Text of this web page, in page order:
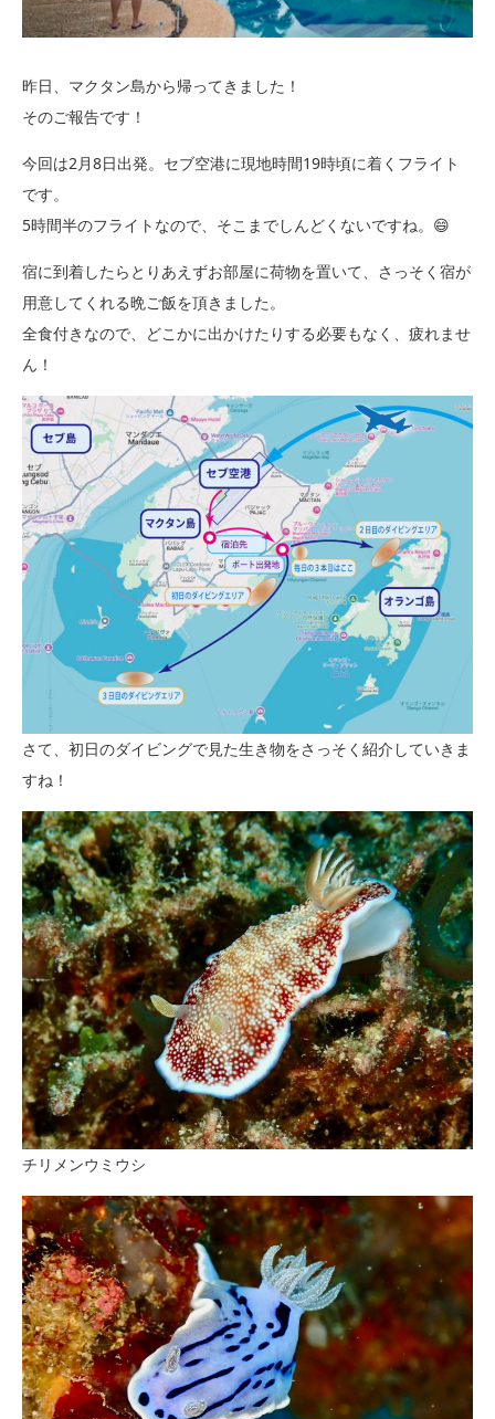
昨日、マクタン島から帰ってきました！
そのご報告です！
今回は2月8日出発。セブ空港に現地時間19時頃に着くフライト
です。
5時間半のフライトなので、そこまでしんどくないですね。😄
宿に到着したらとりあえずお部屋に荷物を置いて、さっそく宿が
用意してくれる晩ご飯を頂きました。
全食付きなので、どこかに出かけたりする必要もなく、疲れませ
ん！
さて、初日のダイビングで見た生き物をさっそく紹介していきま
すね！
チリメンウミウシ